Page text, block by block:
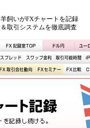
羊飼いがFXチャートを記録
＆取引システムを徹底調査